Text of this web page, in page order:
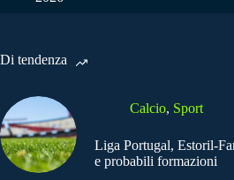
Di tendenza
Calcio, Sport
Liga Portugal, Estoril-
e probabili formazioni